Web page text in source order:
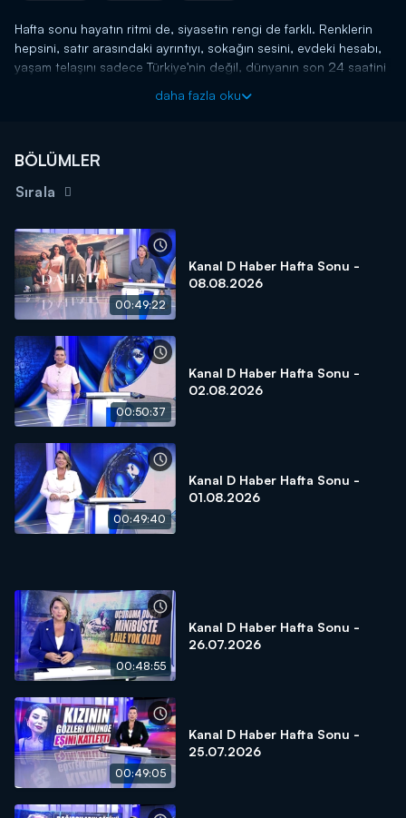
Hafta sonu hayatın ritmi de, siyasetin rengi de farklı. Renklerin
hepsini, satır arasındaki ayrıntıyı, sokağın sesini, evdeki hesabı,
yaşam telaşını sadece Türkiye'nin değil, dünyanın son 24 saatini
daha fazla oku
BÖLÜMLER
Sırala
00:49:22
Kanal D Haber Hafta Sonu -
08.08.2026
00:50:37
Kanal D Haber Hafta Sonu -
02.08.2026
00:49:40
Kanal D Haber Hafta Sonu -
01.08.2026
00:48:55
Kanal D Haber Hafta Sonu -
26.07.2026
00:49:05
Kanal D Haber Hafta Sonu -
25.07.2026